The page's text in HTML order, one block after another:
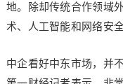
地。除却传统合作领域
术、人工智能和网络安
中企看好中东市场，并